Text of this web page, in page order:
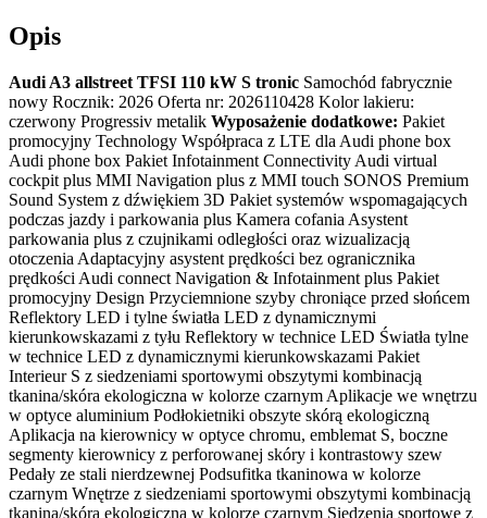
Opis
Audi A3 allstreet TFSI 110 kW S tronic Samochód fabrycznie
nowy Rocznik: 2026 Oferta nr: 2026110428 Kolor lakieru:
czerwony Progressiv metalik Wyposażenie dodatkowe: Pakiet
promocyjny Technology Współpraca z LTE dla Audi phone box
Audi phone box Pakiet Infotainment Connectivity Audi virtual
cockpit plus MMI Navigation plus z MMI touch SONOS Premium
Sound System z dźwiękiem 3D Pakiet systemów wspomagających
podczas jazdy i parkowania plus Kamera cofania Asystent
parkowania plus z czujnikami odległości oraz wizualizacją
otoczenia Adaptacyjny asystent prędkości bez ogranicznika
prędkości Audi connect Navigation & Infotainment plus Pakiet
promocyjny Design Przyciemnione szyby chroniące przed słońcem
Reflektory LED i tylne światła LED z dynamicznymi
kierunkowskazami z tyłu Reflektory w technice LED Światła tylne
w technice LED z dynamicznymi kierunkowskazami Pakiet
Interieur S z siedzeniami sportowymi obszytymi kombinacją
tkanina/skóra ekologiczna w kolorze czarnym Aplikacje we wnętrzu
w optyce aluminium Podłokietniki obszyte skórą ekologiczną
Aplikacja na kierownicy w optyce chromu, emblemat S, boczne
segmenty kierownicy z perforowanej skóry i kontrastowy szew
Pedały ze stali nierdzewnej Podsufitka tkaninowa w kolorze
czarnym Wnętrze z siedzeniami sportowymi obszytymi kombinacją
tkanina/skóra ekologiczna w kolorze czarnym Siedzenia sportowe z